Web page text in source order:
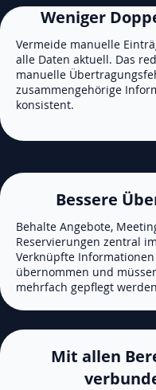
Weniger
Vermeide manuelle
alle Daten aktuell. Das
manuelle
zusammengehörige
konsistent.
Bessere
Behalte Angebote,
Reservierungen zentral
Verknüpfte
übernommen und
mehrfach gepflegt
Mit allen